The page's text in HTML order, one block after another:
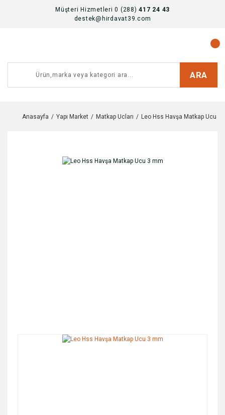
Müşteri Hizmetleri 0 (288)417 24 43
destek@hirdavat39.com
ARA
Anasayfa Yapı Market Matkap Ucları Leo Hss Havşa Matkap Ucu 3